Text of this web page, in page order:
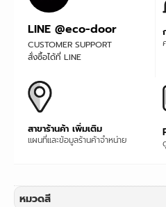
LINE @eco-door
CUSTOMER SUPPORT
สั่งซื้อได้ที่ LINE
สาขาร้านค้า เพิ่มเติม
แผนที่และข้อมูลร้านค้าจำหน่าย
หมวดสี